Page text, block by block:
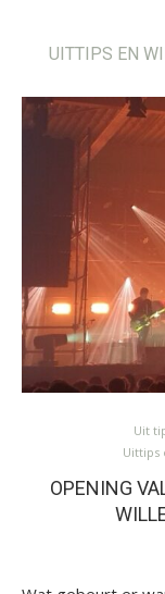
UITTIPS EN
Uit
Uittips
OPENING